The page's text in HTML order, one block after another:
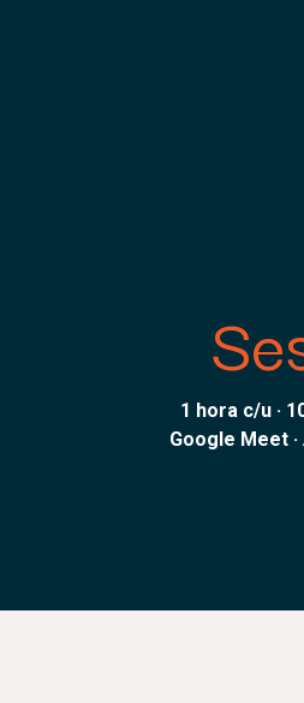
1 hora c/u ·
Google Meet